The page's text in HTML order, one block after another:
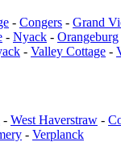
- Congers - Grand
- Nyack - Orangeburg
- Valley Cottage -
- West Haverstraw -
- Verplanck